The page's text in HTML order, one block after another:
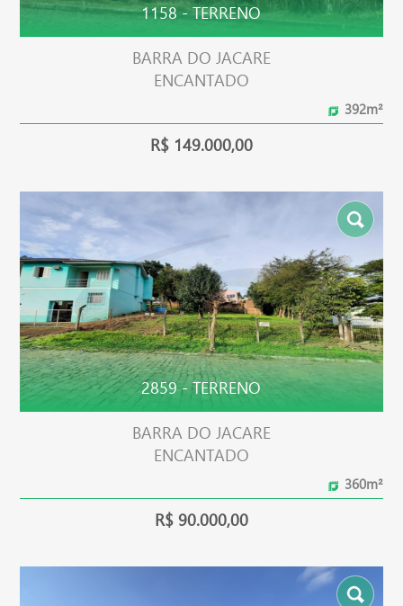
1158 - TERRENO
BARRA DO JACARE
ENCANTADO
392m²
R$ 149.000,00
2859 - TERRENO
BARRA DO JACARE
ENCANTADO
360m²
R$ 90.000,00